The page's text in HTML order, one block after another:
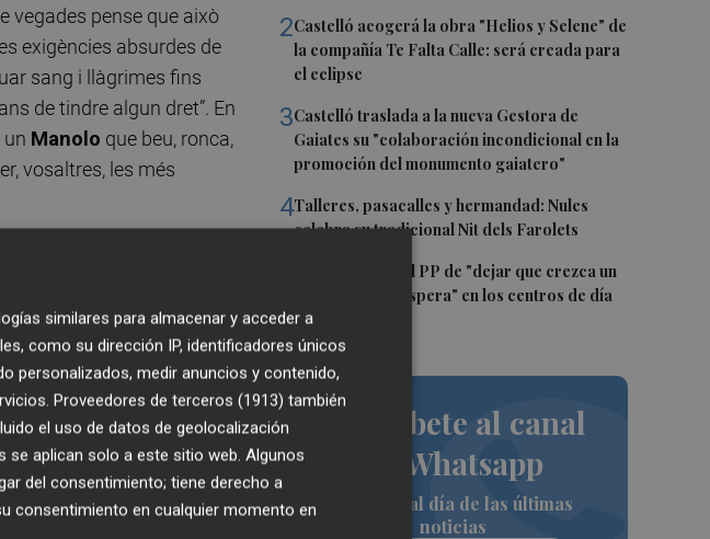
2Castelló acogerá la obra "Helios y Selene" de
la compañía Te Falta Calle: será creada para
el eclipse
3Castelló traslada a la nueva Gestora de
Gaiates su "colaboración incondicional en la
promoción del monumento gaiatero"
4Talleres, pasacalles y hermandad: Nules
celebra su tradicional Nit dels Farolets
El PSPV acusa al PP de "dejar que crezca un
31 % la lista de espera" en los centros de día
de Castellón
Suscríbete al canal
de Whatsapp
Siempre al día de las últimas
noticias
vegades pense que això
exigències absurdes de
sang i llàgrimes fins
de tindre algun dret”. En
Manolo que beu, ronca,
vosaltres, les més
els flagels que hem
a les altres i ens pesen
més beata d’entre les
totes, tenim
lluny de nosaltres perquè
nos d’una llar.
similares para almacenar y acceder a
como su dirección IP, identificadores únicos
personalizados, medir anuncios y contenido,
Proveedores de terceros (1913) también
el uso de datos de geolocalización
aplican solo a este sitio web. Algunos
del consentimiento; tiene derecho a
consentimiento en cualquier momento en